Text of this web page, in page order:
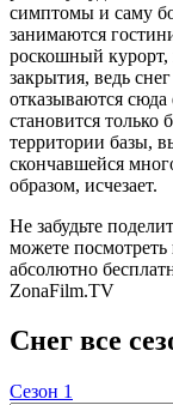
симптомы и саму
занимаются
роскошный курорт,
закрытия, ведь
отказываются
становится
территории базы,
скончавшейся
образом, исчезает.
Не забудьте
можете посмотреть
абсолютно
ZonaFilm.TV
Снег все
Cезон 1